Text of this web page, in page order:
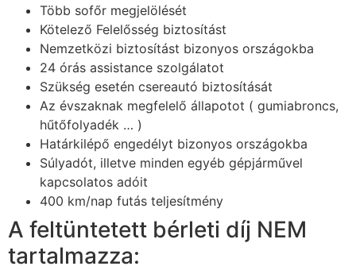
Több sofőr megjelölését
Kötelező Felelősség biztosítást
Nemzetközi biztosítást bizonyos országokba
24 órás assistance szolgálatot
Szükség esetén csereautó biztosítását
Az évszaknak megfelelő állapotot ( gumiabroncs,
hűtőfolyadék … )
Határkilépő engedélyt bizonyos országokba
Súlyadót, illetve minden egyéb gépjárművel
kapcsolatos adóit
400 km/nap futás teljesítmény
A feltüntetett bérleti díj NEM
tartalmazza: